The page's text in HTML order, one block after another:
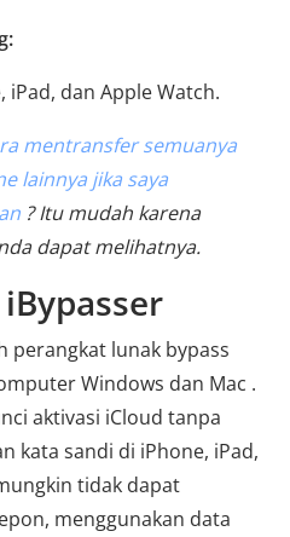
dan Apple Watch.
mentransfer semuanya
lainnya jika saya
? Itu mudah karena
dapat melihatnya.
perangkat lunak bypass
Windows dan Mac .
aktivasi iCloud tanpa
kata sandi di iPhone, iPad,
tidak dapat
menggunakan data